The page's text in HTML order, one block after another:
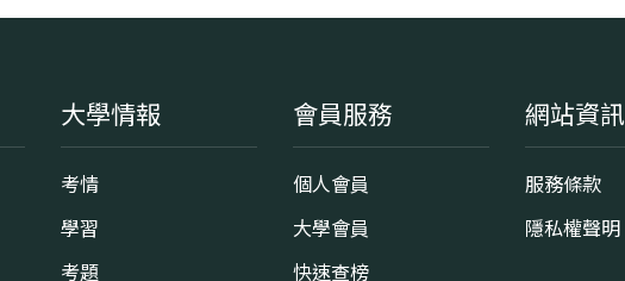
大學情報
考情
學習
考題
會員服務
個人會員
大學會員
快速查榜
網站資訊
服務條款
隱私權聲明